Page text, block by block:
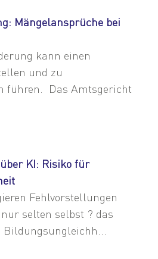
Mängelansprüche bei
kann einen
und zu
führen. Das Amtsgericht
KI: Risiko für
Fehlvorstellungen
selten selbst ? das
Bildungsungleichh...